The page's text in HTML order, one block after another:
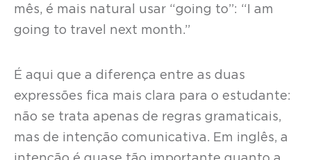
mês, é mais natural usar “going to”: “I am
going to travel next month.”
É aqui que a diferença entre as duas
expressões fica mais clara para o estudante:
não se trata apenas de regras gramaticais,
mas de intenção comunicativa. Em inglês, a